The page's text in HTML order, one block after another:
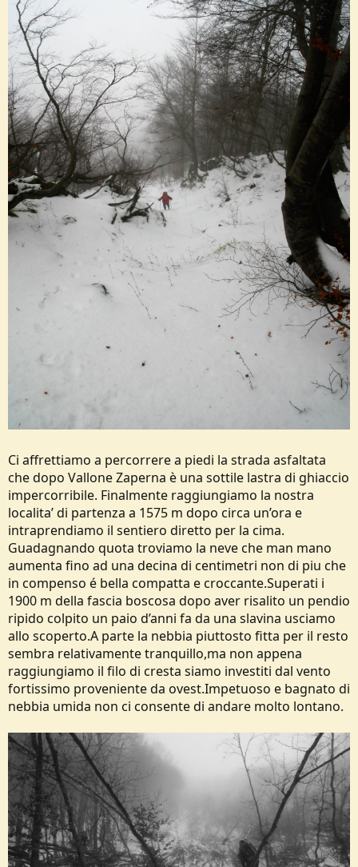
Ci affrettiamo a percorrere a piedi la strada asfaltata
che dopo Vallone Zaperna è una sottile lastra di ghiaccio
impercorribile. Finalmente raggiungiamo la nostra
localita’ di partenza a 1575 m dopo circa un’ora e
intraprendiamo il sentiero diretto per la cima.
Guadagnando quota troviamo la neve che man mano
aumenta fino ad una decina di centimetri non di piu che
in compenso é bella compatta e croccante.Superati i
1900 m della fascia boscosa dopo aver risalito un pendio
ripido colpito un paio d’anni fa da una slavina usciamo
allo scoperto.A parte la nebbia piuttosto fitta per il resto
sembra relativamente tranquillo,ma non appena
raggiungiamo il filo di cresta siamo investiti dal vento
fortissimo proveniente da ovest.Impetuoso e bagnato di
nebbia umida non ci consente di andare molto lontano.